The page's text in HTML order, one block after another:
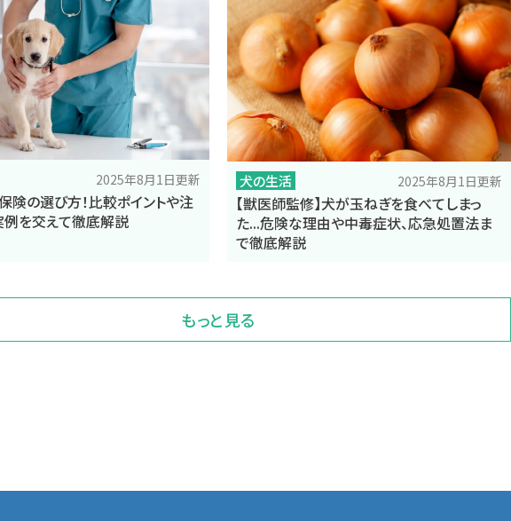
2025年8月1日更新
険の選び方！比較ポイントや注
を交えて徹底解説
犬の生活 2025年8月1日更新
【獣医師監修】犬が玉ねぎを食べてしまっ
た...危険な理由や中毒症状、応急処置法ま
で徹底解説
もっと見る